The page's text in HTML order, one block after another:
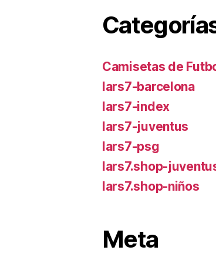
Camisetas de
lars7-barcelona
lars7-index
lars7-juventus
lars7-psg
lars7.shop-
lars7.shop-niños
Meta